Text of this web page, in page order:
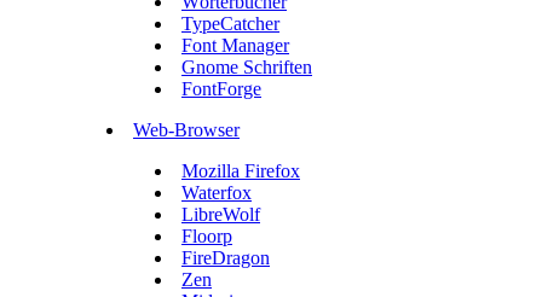
TypeCatcher
Font Manager
Gnome Schriften
FontForge
Web-Browser
Mozilla Firefox
Waterfox
LibreWolf
Floorp
FireDragon
Zen